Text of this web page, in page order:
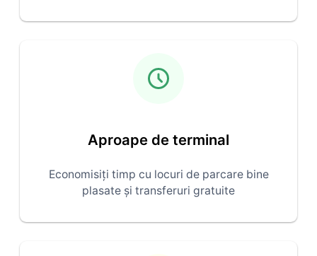
Aproape de terminal
Economisiți timp cu locuri de parcare bine
plasate și transferuri gratuite